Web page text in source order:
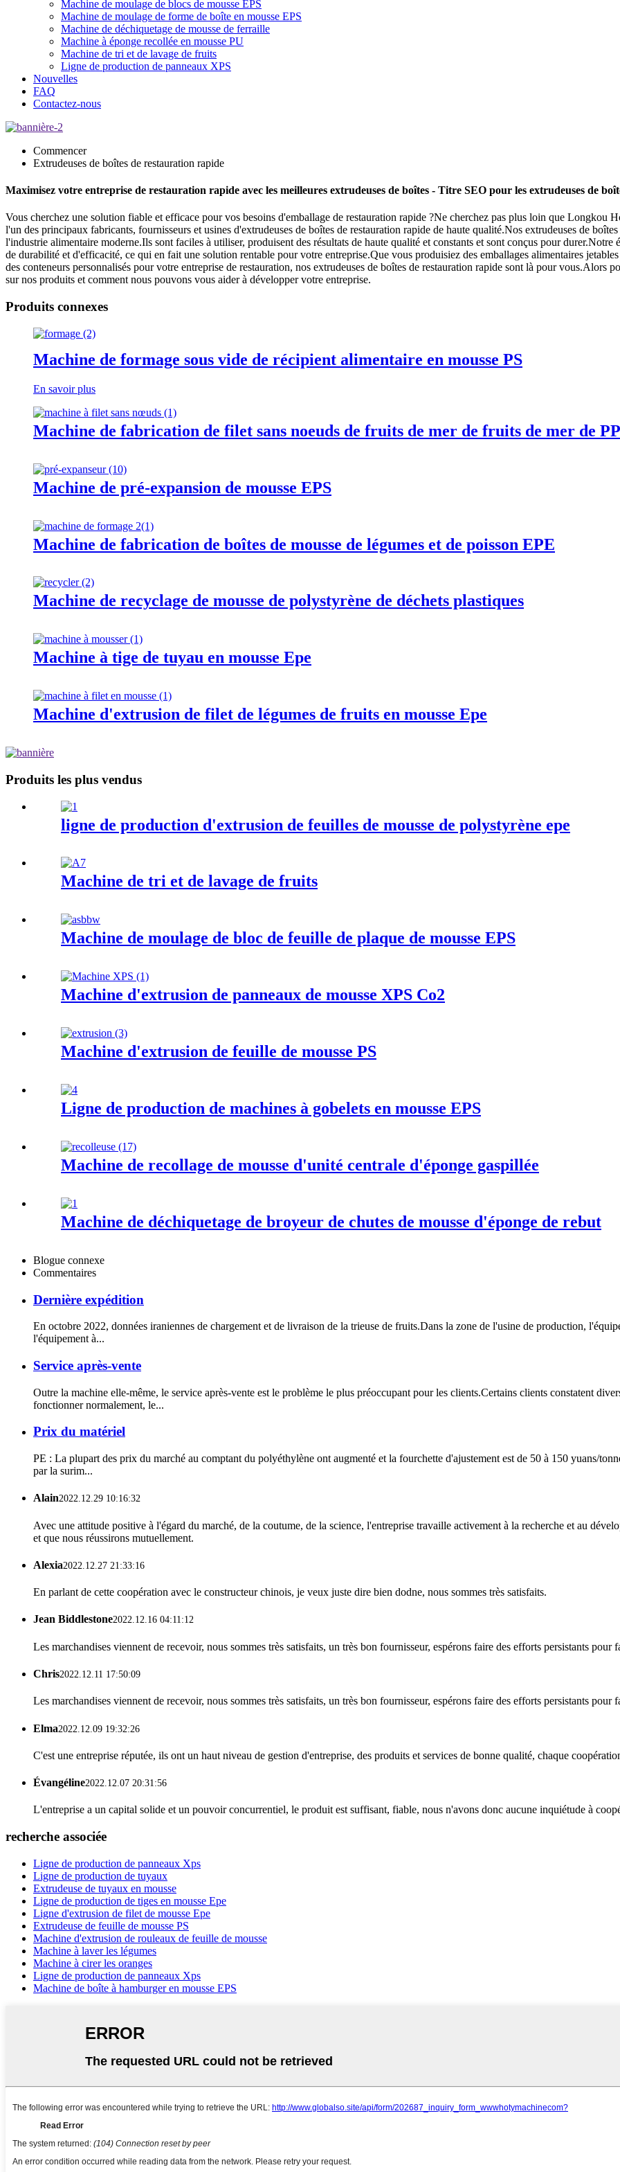
Machine de moulage de blocs de mousse EPS
Machine de moulage de forme de boîte en mousse EPS
Machine de déchiquetage de mousse de ferraille
Machine à éponge recollée en mousse PU
Machine de tri et de lavage de fruits
Ligne de production de panneaux XPS
Nouvelles
FAQ
Contactez-nous
Commencer
Extrudeuses de boîtes de restauration rapide
Maximisez votre entreprise de restauration rapide avec les meilleures extrudeuses de boîtes - Titre SEO pour les extrudeuses de
Vous cherchez une solution fiable et efficace pour vos besoins d'emballage de restauration rapide ?Ne cherchez pas plus loin que Longkou
l'un des principaux fabricants, fournisseurs et usines d'extrudeuses de boîtes de restauration rapide de haute qualité.Nos extrudeuses de
l'industrie alimentaire moderne.Ils sont faciles à utiliser, produisent des résultats de haute qualité et constants et sont conçus pour
de durabilité et d'efficacité, ce qui en fait une solution rentable pour votre entreprise.Que vous produisiez des emballages alimentaires
des conteneurs personnalisés pour votre entreprise de restauration, nos extrudeuses de boîtes de restauration rapide sont là pour vous.Alors
sur nos produits et comment nous pouvons vous aider à développer votre entreprise.
Produits connexes
Machine de formage sous vide de récipient alimentaire en mousse PS
En savoir plus
Machine de fabrication de filet sans noeuds de fruits de mer de fruits de mer de
Machine de pré-expansion de mousse EPS
Machine de fabrication de boîtes de mousse de légumes et de poisson EPE
Machine de recyclage de mousse de polystyrène de déchets plastiques
Machine à tige de tuyau en mousse Epe
Machine d'extrusion de filet de légumes de fruits en mousse Epe
Produits les plus vendus
ligne de production d'extrusion de feuilles de mousse de polystyrène epe
Machine de tri et de lavage de fruits
Machine de moulage de bloc de feuille de plaque de mousse EPS
Machine d'extrusion de panneaux de mousse XPS Co2
Machine d'extrusion de feuille de mousse PS
Ligne de production de machines à gobelets en mousse EPS
Machine de recollage de mousse d'unité centrale d'éponge gaspillée
Machine de déchiquetage de broyeur de chutes de mousse d'éponge de rebut
Blogue connexe
Commentaires
Dernière expédition
En octobre 2022, données iraniennes de chargement et de livraison de la trieuse de fruits.Dans la zone de l'usine de production,
l'équipement à...
Service après-vente
Outre la machine elle-même, le service après-vente est le problème le plus préoccupant pour les clients.Certains clients constatent
fonctionner normalement, le...
Prix ​​du matériel
PE : La plupart des prix du marché au comptant du polyéthylène ont augmenté et la fourchette d'ajustement est de 50 à 150 yuans/
par la surim...
Alain2022.12.29 10:16:32
Avec une attitude positive à l'égard du marché, de la coutume, de la science, l'entreprise travaille activement à la recherche et au
et que nous réussirons mutuellement.
Alexia2022.12.27 21:33:16
En parlant de cette coopération avec le constructeur chinois, je veux juste dire bien dodne, nous sommes très satisfaits.
Jean Biddlestone2022.12.16 04:11:12
Les marchandises viennent de recevoir, nous sommes très satisfaits, un très bon fournisseur, espérons faire des efforts persistants pour
Chris2022.12.11 17:50:09
Les marchandises viennent de recevoir, nous sommes très satisfaits, un très bon fournisseur, espérons faire des efforts persistants pour
Elma2022.12.09 19:32:26
C'est une entreprise réputée, ils ont un haut niveau de gestion d'entreprise, des produits et services de bonne qualité, chaque
Évangéline2022.12.07 20:31:56
L'entreprise a un capital solide et un pouvoir concurrentiel, le produit est suffisant, fiable, nous n'avons donc aucune inquiétude à
recherche associée
Ligne de production de panneaux Xps
Ligne de production de tuyaux
Extrudeuse de tuyaux en mousse
Ligne de production de tiges en mousse Epe
Ligne d'extrusion de filet de mousse Epe
Extrudeuse de feuille de mousse PS
Machine d'extrusion de rouleaux de feuille de mousse
Machine à laver les légumes
Machine à cirer les oranges
Ligne de production de panneaux Xps
Machine de boîte à hamburger en mousse EPS